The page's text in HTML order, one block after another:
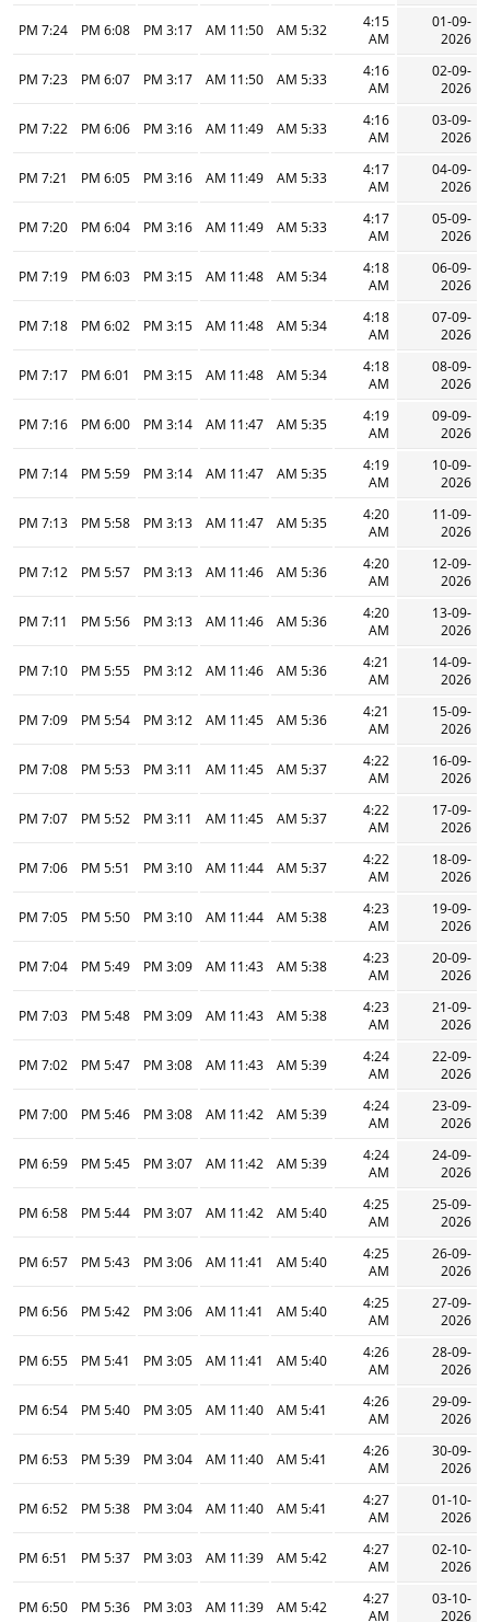
01-09-
2026
4:15
AM
5:32 AM
11:50 AM
3:17 PM
6:08 PM
7:24 PM
02-09-
2026
4:16
AM
5:33 AM
11:50 AM
3:17 PM
6:07 PM
7:23 PM
03-09-
2026
4:16
AM
5:33 AM
11:49 AM
3:16 PM
6:06 PM
7:22 PM
04-09-
2026
4:17
AM
5:33 AM
11:49 AM
3:16 PM
6:05 PM
7:21 PM
05-09-
2026
4:17
AM
5:33 AM
11:49 AM
3:16 PM
6:04 PM
7:20 PM
06-09-
2026
4:18
AM
5:34 AM
11:48 AM
3:15 PM
6:03 PM
7:19 PM
07-09-
2026
4:18
AM
5:34 AM
11:48 AM
3:15 PM
6:02 PM
7:18 PM
08-09-
2026
4:18
AM
5:34 AM
11:48 AM
3:15 PM
6:01 PM
7:17 PM
09-09-
2026
4:19
AM
5:35 AM
11:47 AM
3:14 PM
6:00 PM
7:16 PM
10-09-
2026
4:19
AM
5:35 AM
11:47 AM
3:14 PM
5:59 PM
7:14 PM
11-09-
2026
4:20
AM
5:35 AM
11:47 AM
3:13 PM
5:58 PM
7:13 PM
12-09-
2026
4:20
AM
5:36 AM
11:46 AM
3:13 PM
5:57 PM
7:12 PM
13-09-
2026
4:20
AM
5:36 AM
11:46 AM
3:13 PM
5:56 PM
7:11 PM
14-09-
2026
4:21
AM
5:36 AM
11:46 AM
3:12 PM
5:55 PM
7:10 PM
15-09-
2026
4:21
AM
5:36 AM
11:45 AM
3:12 PM
5:54 PM
7:09 PM
16-09-
2026
4:22
AM
5:37 AM
11:45 AM
3:11 PM
5:53 PM
7:08 PM
17-09-
2026
4:22
AM
5:37 AM
11:45 AM
3:11 PM
5:52 PM
7:07 PM
18-09-
2026
4:22
AM
5:37 AM
11:44 AM
3:10 PM
5:51 PM
7:06 PM
19-09-
2026
4:23
AM
5:38 AM
11:44 AM
3:10 PM
5:50 PM
7:05 PM
20-09-
2026
4:23
AM
5:38 AM
11:43 AM
3:09 PM
5:49 PM
7:04 PM
21-09-
2026
4:23
AM
5:38 AM
11:43 AM
3:09 PM
5:48 PM
7:03 PM
22-09-
2026
4:24
AM
5:39 AM
11:43 AM
3:08 PM
5:47 PM
7:02 PM
23-09-
2026
4:24
AM
5:39 AM
11:42 AM
3:08 PM
5:46 PM
7:00 PM
24-09-
2026
4:24
AM
5:39 AM
11:42 AM
3:07 PM
5:45 PM
6:59 PM
25-09-
2026
4:25
AM
5:40 AM
11:42 AM
3:07 PM
5:44 PM
6:58 PM
26-09-
2026
4:25
AM
5:40 AM
11:41 AM
3:06 PM
5:43 PM
6:57 PM
27-09-
2026
4:25
AM
5:40 AM
11:41 AM
3:06 PM
5:42 PM
6:56 PM
28-09-
2026
4:26
AM
5:40 AM
11:41 AM
3:05 PM
5:41 PM
6:55 PM
29-09-
2026
4:26
AM
5:41 AM
11:40 AM
3:05 PM
5:40 PM
6:54 PM
30-09-
2026
4:26
AM
5:41 AM
11:40 AM
3:04 PM
5:39 PM
6:53 PM
01-10-
2026
4:27
AM
5:41 AM
11:40 AM
3:04 PM
5:38 PM
6:52 PM
02-10-
2026
4:27
AM
5:42 AM
11:39 AM
3:03 PM
5:37 PM
6:51 PM
03-10-
2026
4:27
AM
5:42 AM
11:39 AM
3:03 PM
5:36 PM
6:50 PM